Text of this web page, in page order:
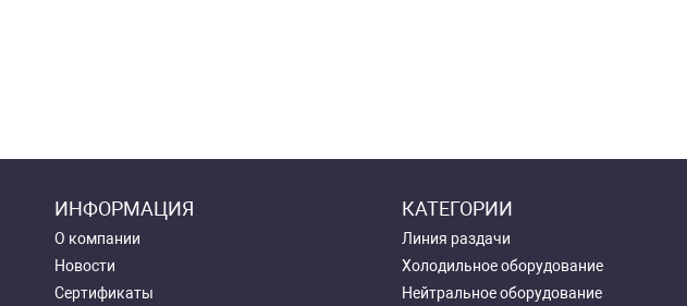
ИНФОРМАЦИЯ
О компании
Новости
Сертификаты
КАТЕГОРИИ
Линия раздачи
Холодильное оборудование
Нейтральное оборудование